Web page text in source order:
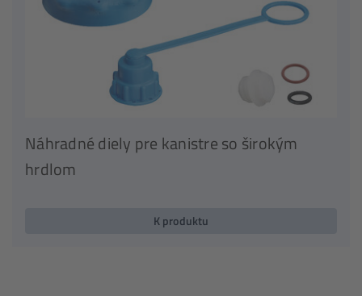
Náhradné diely pre kanistre so širokým
hrdlom
K produktu